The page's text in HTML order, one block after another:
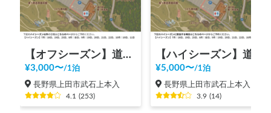
【オフシーズン】道の駅 美ヶ原高原
¥3,000〜/1泊
長野県上田市武石上本入
4.1 (253)
¥5,000〜/1泊
長野県上田市武石上本入
3.9 (14)